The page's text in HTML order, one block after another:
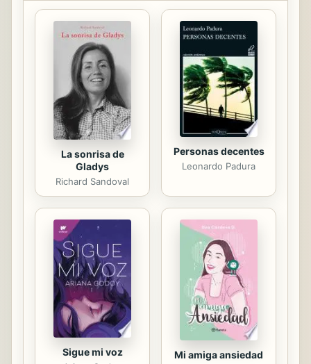
bélico deja lugar a épicas mínimas
como la aventura que protagonizan
“la Gringa” y un joven soldado que
debe cumplir con la orden de
matarla; o la del soldado Rattaghan,
que decide ir a combatir ...
La sonrisa de
Gladys
Richard Sandoval
Personas decentes
Leonardo Padura
Sigue mi voz Mi amiga ansiedad